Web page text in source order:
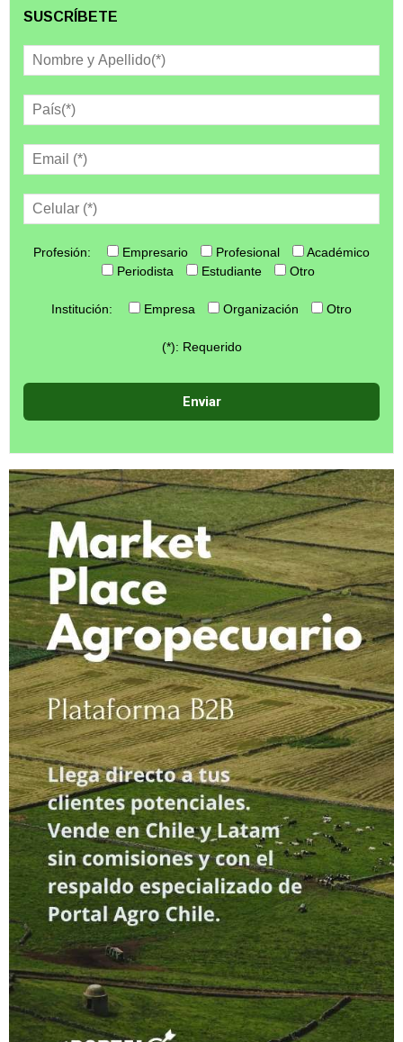
SUSCRÍBETE
Profesión: Empresario Profesional
Académico
Periodista
Estudiante Otro
Institución: Empresa Organización Otro
(*): Requerido